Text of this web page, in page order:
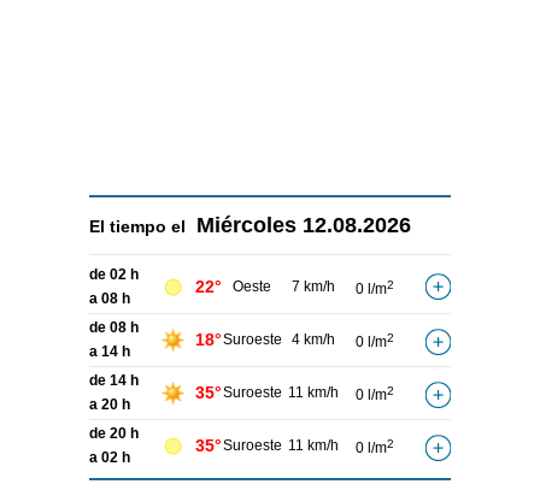
El tiempo el Miércoles 12.08.2026
de 02 h
a 08 h
22° Oeste 7 km/h 0 l/m2
de 08 h
a 14 h
18°Suroeste 4 km/h 0 l/m2
de 14 h
a 20 h
35°Suroeste 11 km/h 0 l/m2
de 20 h
a 02 h
35°Suroeste 11 km/h 0 l/m2